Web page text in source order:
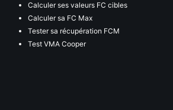
Calculer ses valeurs FC cibles
Calculer sa FC Max
Tester sa récupération FCM
Test VMA Cooper